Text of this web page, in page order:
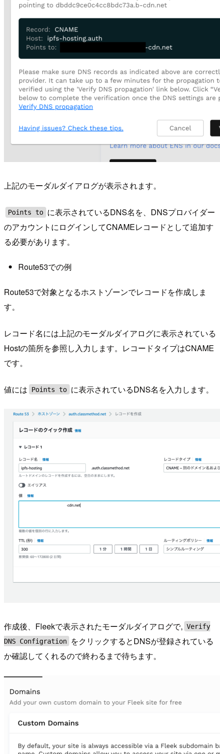
上記のモーダルダイアログが表示されます。
Points to に表示されているDNS名を、DNSプロバイダー
のアカウントにログインしてCNAMEレコードとして追加す
る必要があります。
Route53での例
Route53で対象となるホストゾーンでレコードを作成しま
す。
レコード名には上記のモーダルダイアログに表示されている
Hostの箇所を参照し入力します。レコードタイプはCNAME
です。
値には Points to に表示されているDNS名を入力します。
作成後、Fleekで表示されたモーダルダイアログで, Verify
DNS Configration
をクリックするとDNSが登録されている
か確認してくれるので終わるまで待ちます。